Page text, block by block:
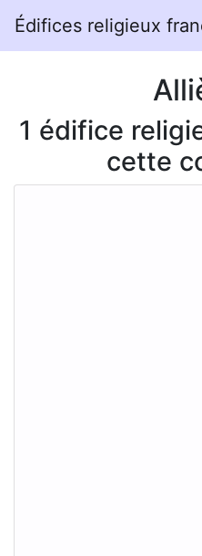
Édifices religieux
1 édifice
cette